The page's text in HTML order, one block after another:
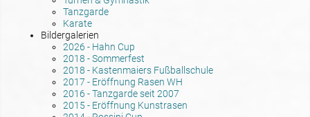
Tanzgarde
Karate
Bildergalerien
2026 - Hahn Cup
2018 - Sommerfest
2018 - Kastenmaiers Fußballschule
2017 - Eröffnung Rasen WH
2016 - Tanzgarde seit 2007
2015 - Eröffnung Kunstrasen